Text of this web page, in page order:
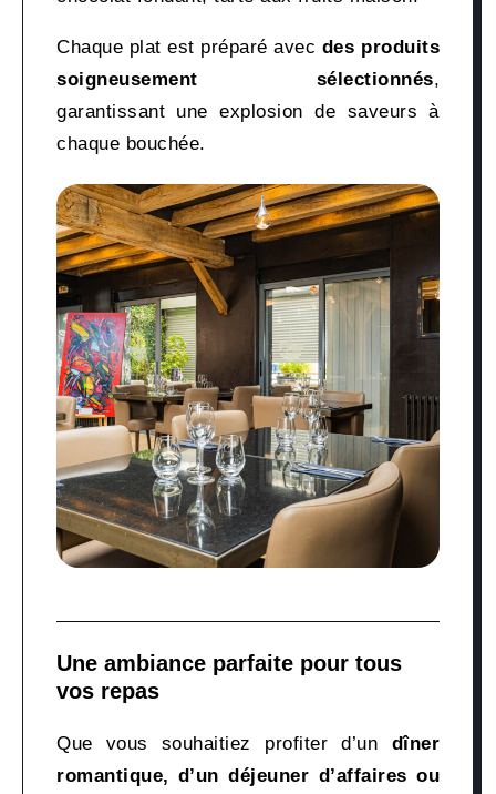
Chaque plat est préparé avec des produits
soigneusement sélectionnés,
garantissant une explosion de saveurs à
chaque bouchée.
Une ambiance parfaite pour tous
vos repas
Que vous souhaitiez profiter d’un dîner
romantique, d’un déjeuner d’affaires ou